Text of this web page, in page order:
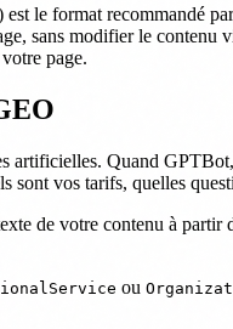
le format recommandé
sans modifier le
page.
Quand
sont vos tarifs, quelles
de votre contenu à
ou